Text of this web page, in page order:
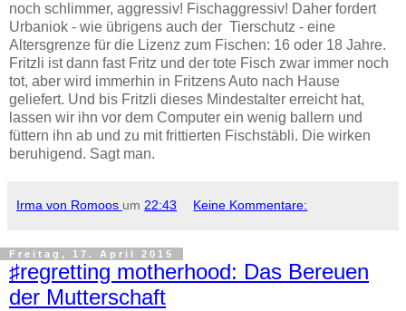
noch schlimmer, aggressiv! Fischaggressiv! Daher fordert
Urbaniok - wie übrigens auch der Tierschutz - eine
Altersgrenze für die Lizenz zum Fischen: 16 oder 18 Jahre.
Fritzli ist dann fast Fritz und der tote Fisch zwar immer noch
tot, aber wird immerhin in Fritzens Auto nach Hause
geliefert. Und bis Fritzli dieses Mindestalter erreicht hat,
lassen wir ihn vor dem Computer ein wenig ballern und
füttern ihn ab und zu mit frittierten Fischstäbli. Die wirken
beruhigend. Sagt man.
Irma von Romoos um 22:43 Keine Kommentare:
Freitag, 17. April 2015
♯regretting motherhood: Das Bereuen
der Mutterschaft